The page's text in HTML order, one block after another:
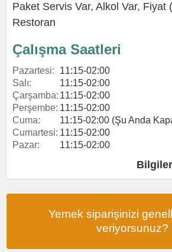
Paket Servis Var, Alkol Var, Fiyat
Restoran
Çalışma Saatleri
Pazartesi:
11:15-02:00
Salı:
11:15-02:00
Çarşamba: 11:15-02:00
Perşembe: 11:15-02:00
Cuma:
11:15-02:00 (Şu Anda
Cumartesi: 11:15-02:00
Pazar:
11:15-02:00
Yemek siparişinizi
veriyorsunuz?